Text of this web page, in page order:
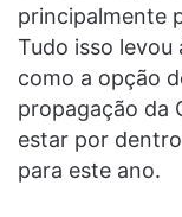
principalmente
Tudo isso levou
como a opção
propagação da
estar por
para este ano.